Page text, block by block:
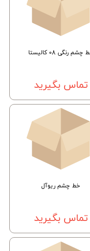
رنگی 08 کالیستا
تماس بگیرید
خط چشم ریوآل
تماس بگیرید